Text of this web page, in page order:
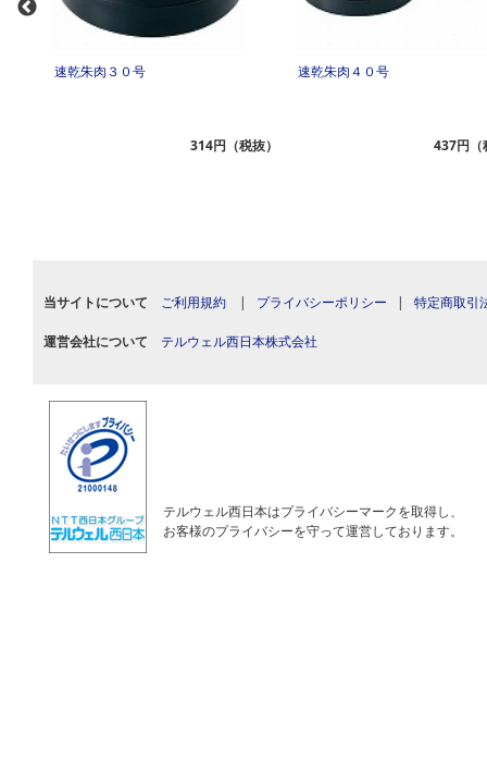
速乾朱肉３０号
314円（税抜）
速乾朱肉４０号
437円（
当サイトについて ご利用規約 | プライバシーポリシー | 特定商取引
運営会社について テルウェル西日本株式会社
テルウェル西日本はプライバシーマークを取得し、
お客様のプライバシーを守って運営しております。